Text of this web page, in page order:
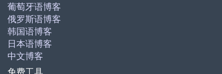
葡萄牙语博客
俄罗斯语博客
韩国语博客
日本语博客
中文博客
免费工具